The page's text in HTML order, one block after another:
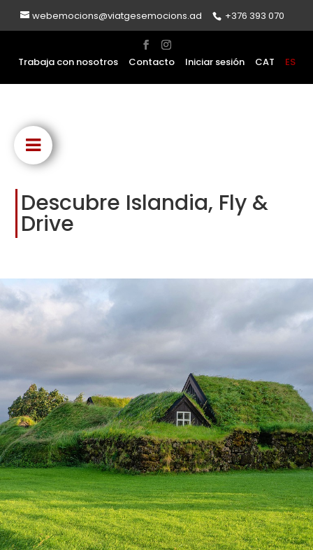
webemocions@viatgesemocions.ad +376 393 070
Trabaja con nosotros Contacto Iniciar sesión CAT ES
Descubre Islandia, Fly &
Drive